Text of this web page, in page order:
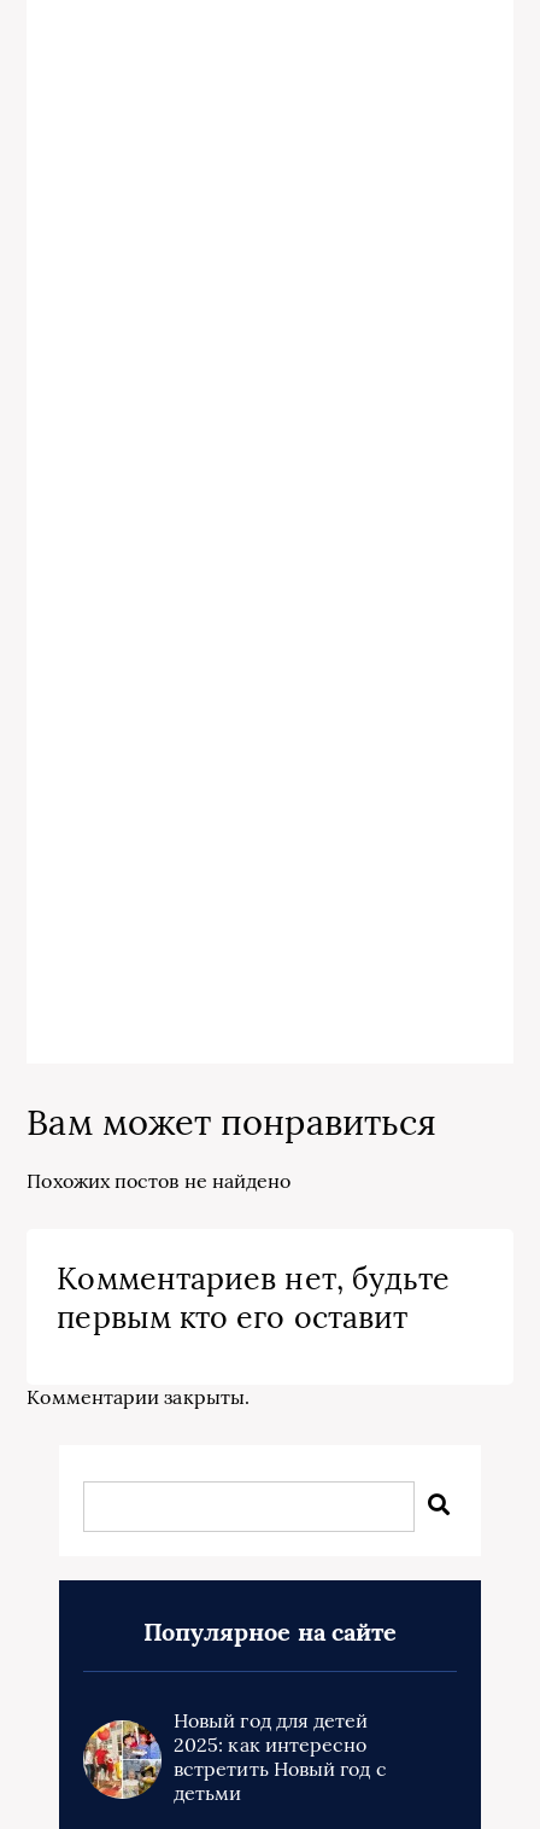
Вам может понравиться
Похожих постов не найдено
Комментариев нет, будьте
первым кто его оставит
Комментарии закрыты.
Популярное на сайте
Новый год для детей
2025: как интересно
встретить Новый год с
детьми